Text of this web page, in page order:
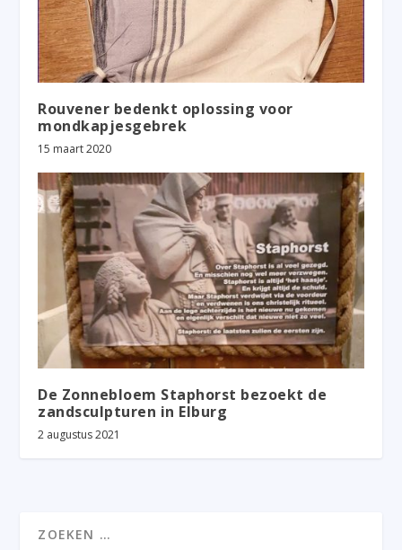
Rouvener bedenkt oplossing voor
mondkapjesgebrek
15 maart 2020
De Zonnebloem Staphorst bezoekt de
zandsculpturen in Elburg
2 augustus 2021